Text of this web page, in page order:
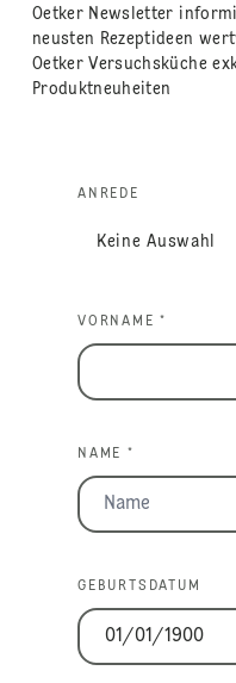
Oetker Newsletter
neusten Rezeptideen
Oetker Versuchsküche
Produktneuheiten
ANREDE
VORNAME *
NAME *
GEBURTSDATUM